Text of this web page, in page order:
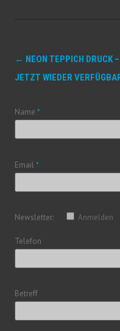
Navigation
(Beiträge)
← NEON TEPPICH DRUCK –
JETZT WIEDER
Name *
Email *
Newsletter: Anmelden
Telefon
Betreff